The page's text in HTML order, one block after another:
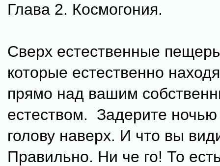
Глава 2. Космогония.
Сверх естественные
которые естественно
прямо над вашим
естеством. Задерите
голову наверх. И что вы
Правильно. Ни че го! То